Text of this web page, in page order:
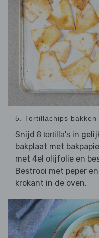
5. Tortillachips bakken
Snijd 8 tortilla's in
bakplaat met
met 4el olijfolie en
Bestrooi met peper
krokant in de oven.